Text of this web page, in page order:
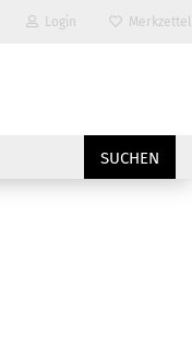
Login Merkzettel
SUCHEN